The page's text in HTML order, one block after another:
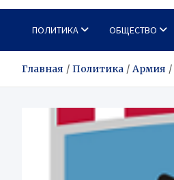
RuSerbia.com
О Сербии – по-русски
ПОЛИТИКА
ОБЩЕСТВО
Главная Политика Армия